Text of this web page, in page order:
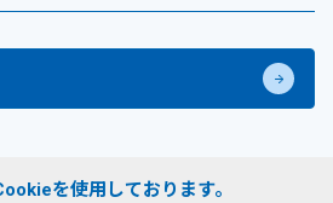
を使用しております。